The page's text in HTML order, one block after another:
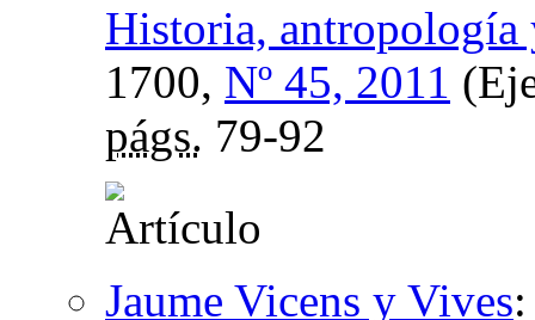
Historia, antropología
1700, Nº 45, 2011
págs. 79-92
Jaume Vicens y Vives